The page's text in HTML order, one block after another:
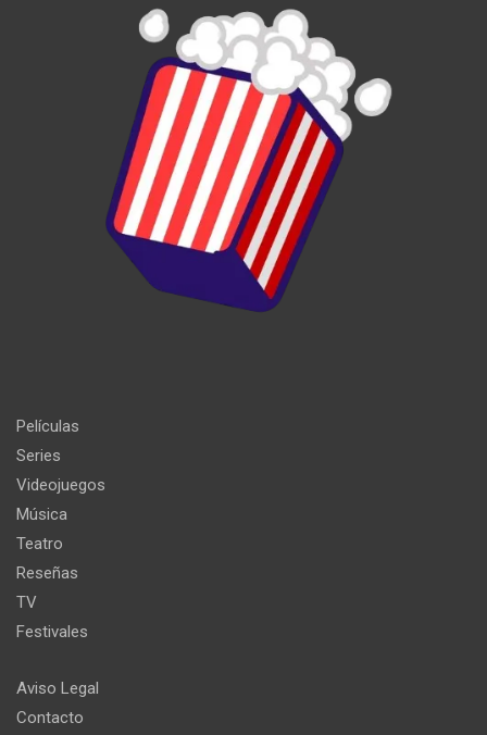
Películas
Series
Videojuegos
Música
Teatro
Reseñas
TV
Festivales
Aviso Legal
Contacto